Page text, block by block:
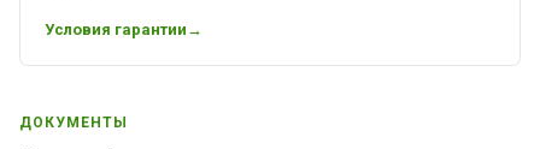
Условия гарантии
ДОКУМЕНТЫ